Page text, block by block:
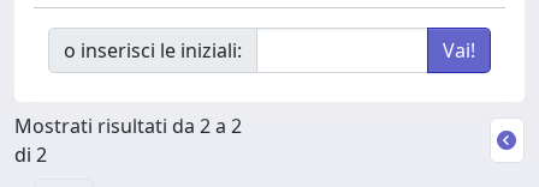
o inserisci le iniziali:
Mostrati risultati da 2 a 2
di 2